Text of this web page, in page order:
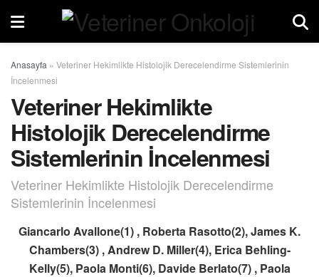
Anasayfa » Veteriner Hekimlikte Histolojik Derecelendirme Sistemlerinin
İncelenmesi
Veteriner Hekimlikte
Histolojik Derecelendirme
Sistemlerinin İncelenmesi
Veteriner Hekimlikte Histolojik Derecelendirme
Sistemlerinin İncelenmesi
Giancarlo Avallone(1) , Roberta Rasotto(2), James K.
Chambers(3) , Andrew D. Miller(4), Erica Behling-
Kelly(5), Paola Monti(6), Davide Berlato(7) , Paola